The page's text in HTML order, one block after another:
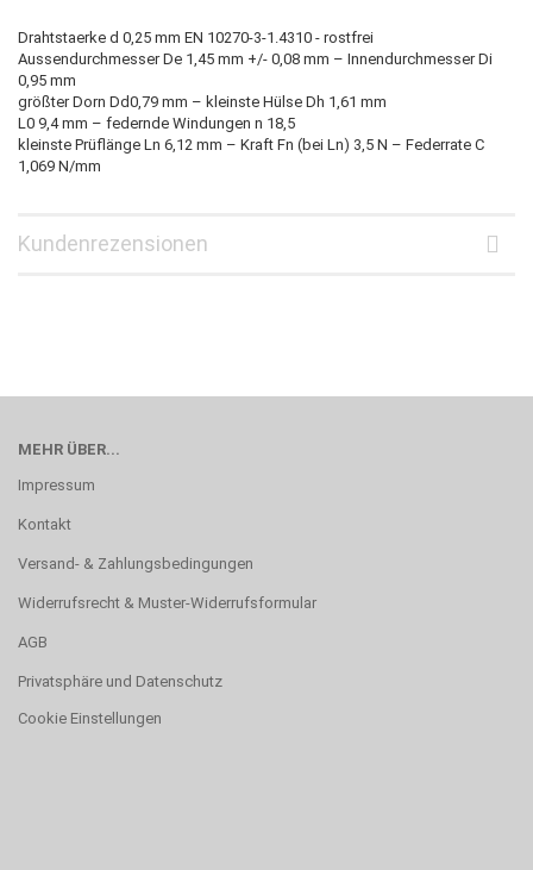
Drahtstaerke d 0,25 mm EN 10270-3-1.4310 - rostfrei
Aussendurchmesser De 1,45 mm +/- 0,08 mm – Innendurchmesser Di
0,95 mm
größter Dorn Dd0,79 mm – kleinste Hülse Dh 1,61 mm
L0 9,4 mm – federnde Windungen n 18,5
kleinste Prüflänge Ln 6,12 mm – Kraft Fn (bei Ln) 3,5 N – Federrate C
1,069 N/mm
Kundenrezensionen
MEHR ÜBER...
Impressum
Kontakt
Versand- & Zahlungsbedingungen
Widerrufsrecht & Muster-Widerrufsformular
AGB
Privatsphäre und Datenschutz
Cookie Einstellungen